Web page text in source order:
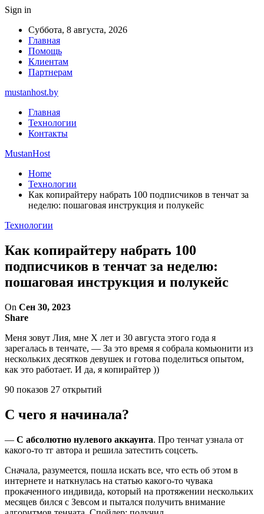
Sign in
Суббота, 8 августа, 2026
Главная
Помощь
Клиентам
Партнерам
mustanhost.by
Главная
Технологии
Контакты
MustanHost
Home
Технологии
Как копирайтеру набрать 100 подписчиков в тенчат за
неделю: пошаговая инструкция и полукейс
Технологии
Как копирайтеру набрать 100
подписчиков в тенчат за неделю:
пошаговая инструкция и полукейс
On Сен 30, 2023
Share
Меня зовут Лия, мне Х лет и 30 августа этого года я
зарегалась в тенчате, — За это время я собрала комьюнити из
нескольких десятков девушек и готова поделиться опытом,
как это работает. И да, я копирайтер ))
90 показов 27 открытий
С чего я начинала?
— С абсолютно нулевого аккаунта. Про тенчат узнала от
какого-то тг автора и решила затестить соцсеть.
Сначала, разумеется, пошла искать все, что есть об этом в
интернете и наткнулась на статью какого-то чувака
прокаченного индивида, который на протяжении нескольких
месяцев бился с Зевсом и пытался получить внимание